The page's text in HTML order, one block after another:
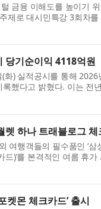
금융 이해도를 높이기
제로 대시민특강 3회차
도 퇴근 후 별도의 연차나
당기순이익 4118억원
화) 실적공시를 통해
했다고 밝혔다. 이는 전
적은 조정영업이익 증가
렛 하나 트래블로그 체
여행객들의 필수품인 ‘
)’를 본격적인 여름 휴
는 삼성 월렛의 결제 편의
켓몬 체크카드’ 출시